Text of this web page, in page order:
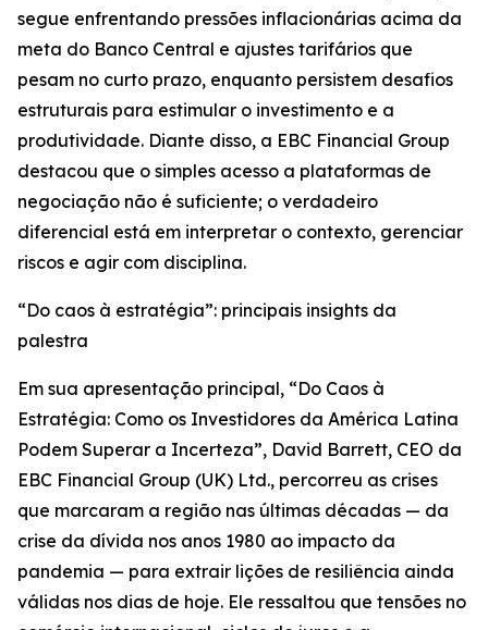
segue enfrentando pressões inflacionárias acima da
meta do Banco Central e ajustes tarifários que
pesam no curto prazo, enquanto persistem desafios
estruturais para estimular o investimento e a
produtividade. Diante disso, a EBC Financial Group
destacou que o simples acesso a plataformas de
negociação não é suficiente; o verdadeiro
diferencial está em interpretar o contexto, gerenciar
riscos e agir com disciplina.
“Do caos à estratégia”: principais insights da
palestra
Em sua apresentação principal, “Do Caos à
Estratégia: Como os Investidores da América Latina
Podem Superar a Incerteza”, David Barrett, CEO da
EBC Financial Group (UK) Ltd., percorreu as crises
que marcaram a região nas últimas décadas — da
crise da dívida nos anos 1980 ao impacto da
pandemia — para extrair lições de resiliência ainda
válidas nos dias de hoje. Ele ressaltou que tensões no